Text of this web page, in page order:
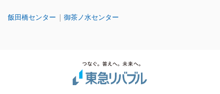
飯田橋センター 御茶ノ水センター